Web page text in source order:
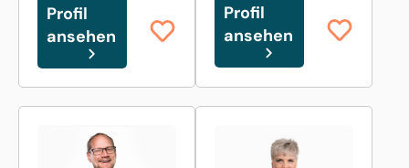
Profil
ansehen
Profil
ansehen